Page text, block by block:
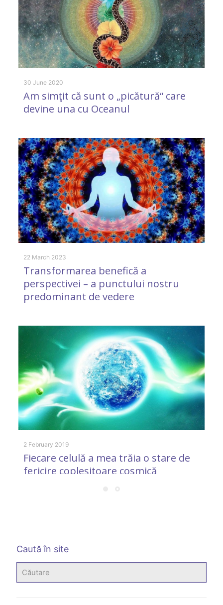
30 June 2020
Am simţit că sunt o „picătură“ care
devine una cu Oceanul
22 March 2023
Transformarea benefică a
perspectivei – a punctului nostru
predominant de vedere
2 February 2019
Fiecare celulă a mea trăia o stare de
fericire copleșitoare cosmică
Caută în site